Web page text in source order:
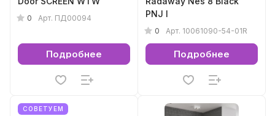
0 Арт. ПД00094
Подробнее
PNJ I
0 Арт. 10061090-54-01R
Подробнее
СОВЕТУЕМ